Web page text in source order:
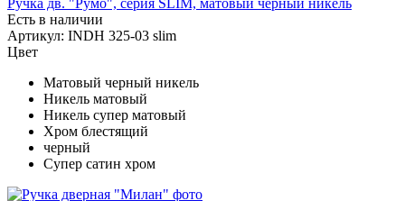
Есть в наличии
Артикул: INDH 325-03 slim
Цвет
Матовый черный никель
Никель матовый
Никель супер матовый
Хром блестящий
черный
Супер сатин хром